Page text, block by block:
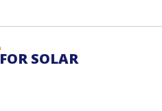
FOR SOLAR